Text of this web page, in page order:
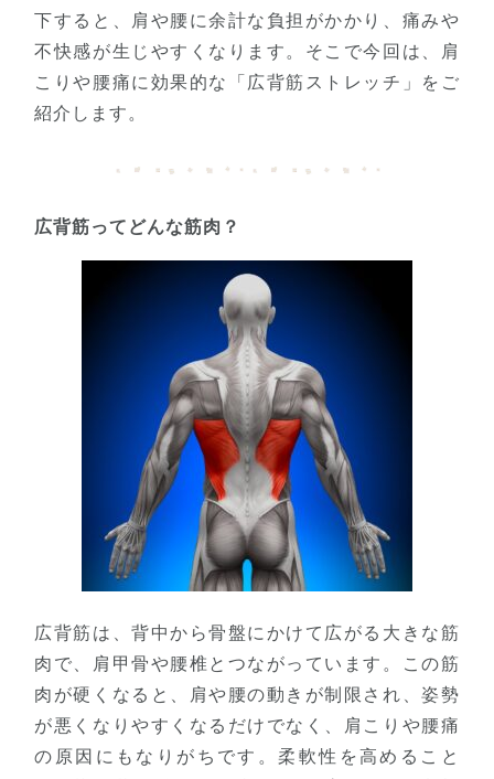
下すると、肩や腰に余計な負担がかかり、痛みや
不快感が生じやすくなります。そこで今回は、肩
こりや腰痛に効果的な「広背筋ストレッチ」をご
紹介します。
広背筋ってどんな筋肉？
広背筋は、背中から骨盤にかけて広がる大きな筋
肉で、肩甲骨や腰椎とつながっています。この筋
肉が硬くなると、肩や腰の動きが制限され、姿勢
が悪くなりやすくなるだけでなく、肩こりや腰痛
の原因にもなりがちです。柔軟性を高めること